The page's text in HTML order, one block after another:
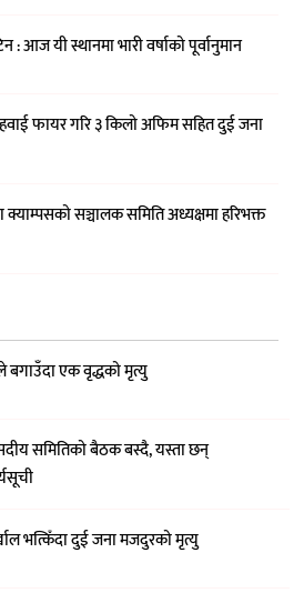
: आज यी स्थानमा भारी वर्षाको पूर्वानुमान
फायर गरि ३ किलो अफिम सहित दुई जना
क्याम्पसको सञ्चालक समिति अध्यक्षमा हरिभक्त
बगाउँदा एक वृद्धको मृत्यु
समितिको बैठक बस्दै, यस्ता छन्
भत्किँदा दुई जना मजदुरको मृत्यु